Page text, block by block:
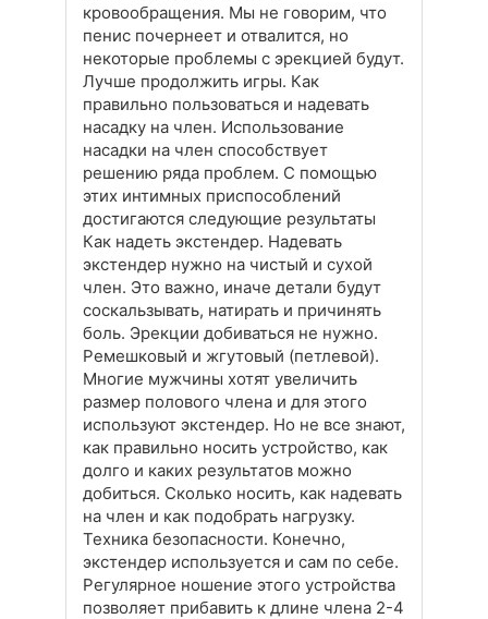
кровообращения. Мы не говорим, что
пенис почернеет и отвалится, но
некоторые проблемы с эрекцией будут.
Лучше продолжить игры. Как
правильно пользоваться и надевать
насадку на член. Использование
насадки на член способствует
решению ряда проблем. С помощью
этих интимных приспособлений
достигаются следующие результаты
Как надеть экстендер. Надевать
экстендер нужно на чистый и сухой
член. Это важно, иначе детали будут
соскальзывать, натирать и причинять
боль. Эрекции добиваться не нужно.
Ремешковый и жгутовый (петлевой).
Многие мужчины хотят увеличить
размер полового члена и для этого
используют экстендер. Но не все знают,
как правильно носить устройство, как
долго и каких результатов можно
добиться. Сколько носить, как надевать
на член и как подобрать нагрузку.
Техника безопасности. Конечно,
экстендер используется и сам по себе.
Регулярное ношение этого устройства
позволяет прибавить к длине члена 2-4